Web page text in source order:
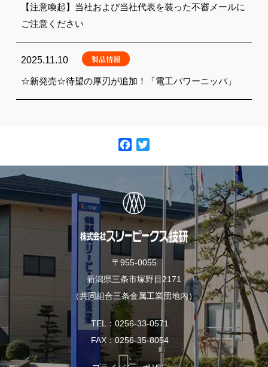
【注意喚起】当社および当社代表を装った不審メールに
ご注意ください
2025.11.10 製品情報
☆新発売☆待望の厚刃が追加！「電工パワーニッパ」
b
o
k
t
e
〒955-0055
新潟県三条市塚野目2171
（共同組合三条金属工業団地内）
TEL
0256-33-0571
FAX
0256-35-8054